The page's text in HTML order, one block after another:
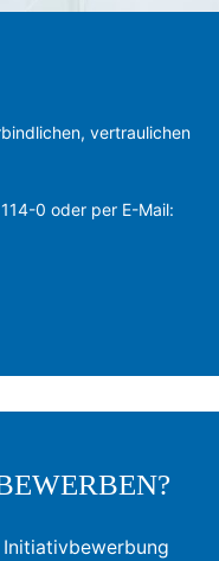
vertraulichen
0 oder per E-Mail: